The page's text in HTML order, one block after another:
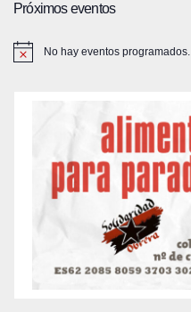
Próximos eventos
No hay eventos programados.